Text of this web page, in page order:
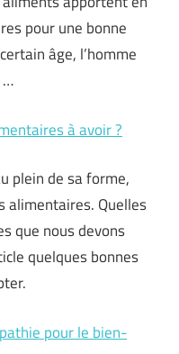
pour une bonne
âge, l’homme
…
à avoir ?
plein de sa forme,
alimentaires. Quelles
que nous devons
quelques bonnes
pour le bien-